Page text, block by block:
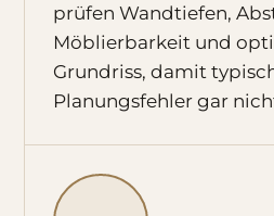
prüfen Wandtiefen,
Möblierbarkeit und
Grundriss, damit
Planungsfehler gar